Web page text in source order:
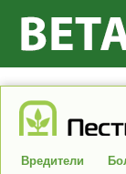
Вредители